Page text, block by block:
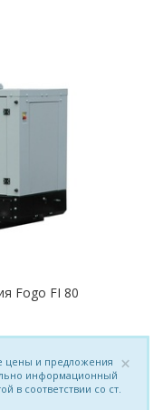
Fogo FI 80
×
цены и предложения
информационный
в соответствии со ст.